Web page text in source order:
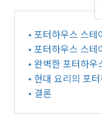
• 포터하우스 스
• 포터하우스 스
• 완벽한 포터하
• 현대 요리의 포
• 결론